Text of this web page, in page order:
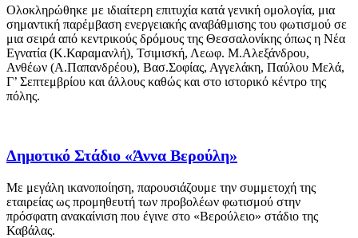
Ολοκληρώθηκε με ιδιαίτερη επιτυχία κατά γενική ομολογία, μια
σημαντική παρέμβαση ενεργειακής αναβάθμισης του φωτισμού σε
μια σειρά από κεντρικούς δρόμους της Θεσσαλονίκης όπως η Νέα
Εγνατία (Κ.Καραμανλή), Τσιμισκή, Λεωφ. Μ.Αλεξάνδρου,
Ανθέων (Α.Παπανδρέου), Βασ.Σοφίας, Αγγελάκη, Παύλου Μελά,
Γ’ Σεπτεμβρίου και άλλους καθώς και στο ιστορικό κέντρο της
πόλης.
Δημοτικό Στάδιο «Άννα Βερούλη»
Με μεγάλη ικανοποίηση, παρουσιάζουμε την συμμετοχή της
εταιρείας ως προμηθευτή των προβολέων φωτισμού στην
πρόσφατη ανακαίνιση που έγινε στο «Βερούλειο» στάδιο της
Καβάλας.